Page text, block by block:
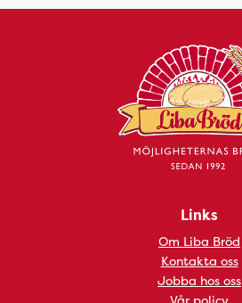
Links
Om Liba Bröd
Kontakta oss
Jobba hos oss